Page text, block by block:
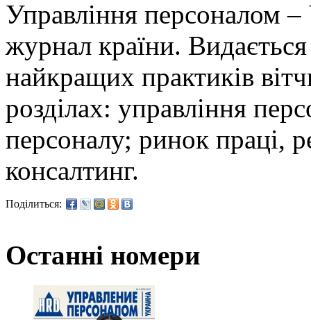
Управління персоналом
журнал країни.
найкращих практиків
розділах: управління
персоналу; ринок праці,
консалтинг.
Поділиться:
Останні номери